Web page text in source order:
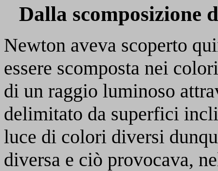
Dalla scomposizione
Newton aveva scoperto
essere scomposta nei
di un raggio luminoso
delimitato da superfici
luce di colori diversi
diversa e ciò provocava,